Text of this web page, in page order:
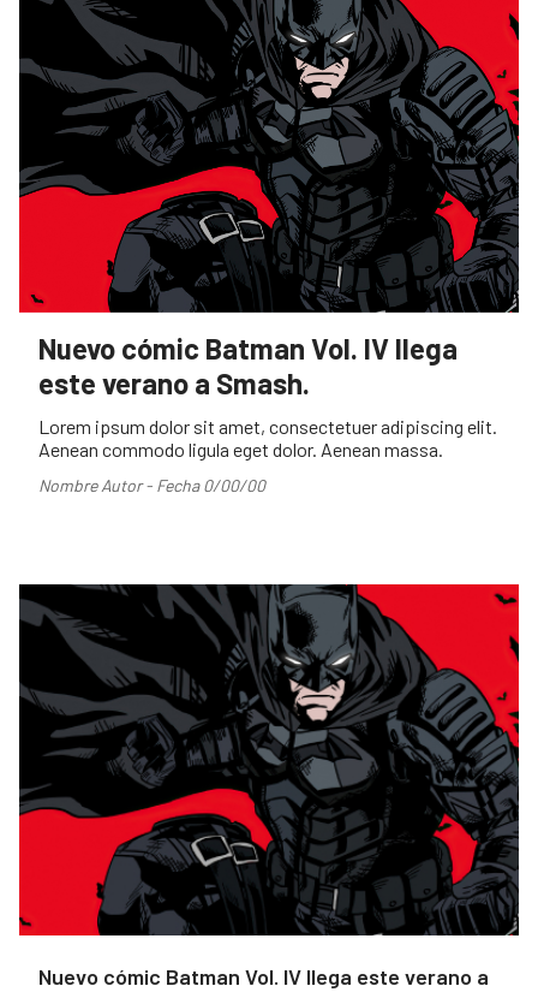
Nuevo cómic Batman Vol. IV llega
este verano a Smash.
Lorem ipsum dolor sit amet, consectetuer adipiscing elit.
Aenean commodo ligula eget dolor. Aenean massa.
Nombre Autor - Fecha 0/00/00
Nuevo cómic Batman Vol. IV llega este verano a